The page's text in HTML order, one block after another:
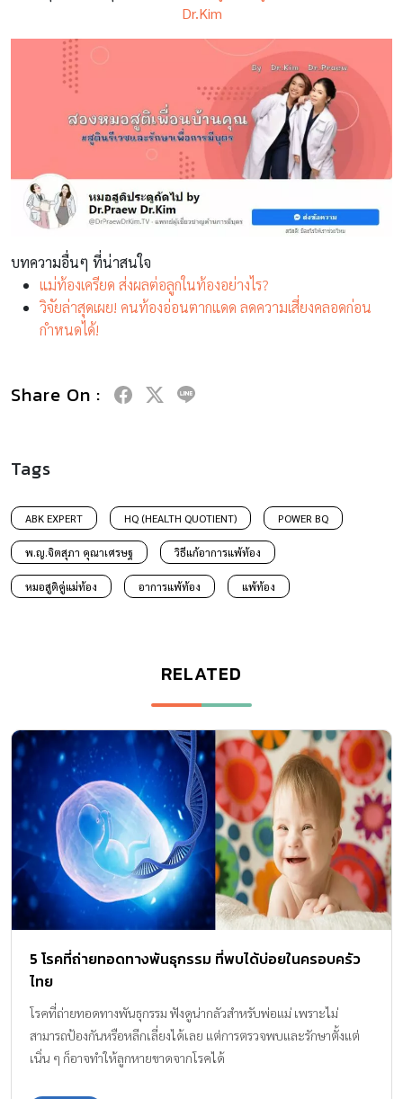
Dr.Kim
บทความอื่นๆ ที่น่าสนใจ
แม่ท้องเครียด ส่งผลต่อลูกในท้องอย่างไร?
วิจัยล่าสุดเผย! คนท้องอ่อนตากแดด ลดความเสี่ยงคลอดก่อน
กำหนดได้!
Share On :
Tags
ABK EXPERT HQ (HEALTH QUOTIENT) POWER BQ
พ.ญ.จิตสุภา คุณาเศรษฐ วิธีแก้อาการแพ้ท้อง
หมอสูติคู่แม่ท้อง อาการแพ้ท้อง แพ้ท้อง
RELATED
5 โรคที่ถ่ายทอดทางพันธุกรรม ที่พบได้บ่อยในครอบครัว
ไทย
โรคที่ถ่ายทอดทางพันธุกรรม ฟังดูน่ากลัวสำหรับพ่อแม่ เพราะไม่
สามารถป้องกันหรือหลีกเลี่ยงได้เลย แต่การตรวจพบและรักษาตั้งแต่
เนิ่น ๆ ก็อาจทำให้ลูกหายขาดจากโรคได้